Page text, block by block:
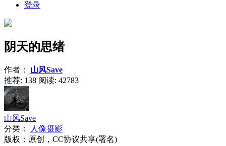
登录
阴天的思绪
作者： 山风Save
推荐: 138 阅读: 42783
山风Save
分类：
人像摄影
版权：原创，CC协议共享(署名)